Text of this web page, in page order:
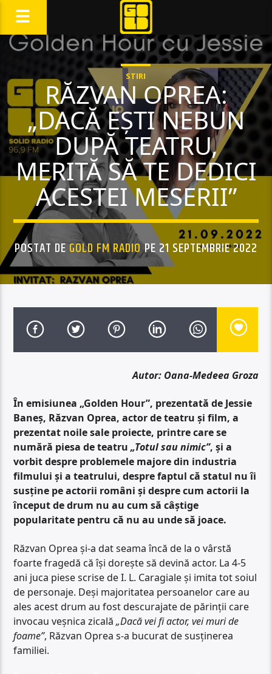
STIRI
RĂZVAN OPREA:
„DACĂ EȘTI NEBUN
DUPĂ TEATRU,
MERITĂ SĂ TE DEDICI
ACESTEI MESERII”
POSTAT DE GOLD FM RADIOPE 21 SEPTEMBRIE 2022
Autor: Oana-Medeea Groza
În emisiunea „Golden Hour”, prezentată de Jessie
Baneș, Răzvan Oprea, actor de teatru și film, a
prezentat noile sale proiecte, printre care se
numără piesa de teatru„Totul sau nimic”, și a
vorbit despre problemele majore din industria
filmului și a teatrului, despre faptul că statul nu îi
susține pe actorii români și despre cum actorii la
început de drum nu au cum să câștige
popularitate pentru că nu au unde să joace.
Răzvan Oprea și-a dat seama încă de la o vârstă
foarte fragedă că își dorește să devină actor. La 4-5
ani juca piese scrise de I. L. Caragiale și imita tot soiul
de personaje. Deși majoritatea persoanelor care au
ales acest drum au fost descurajate de părinții care
invocau veșnica zicală„Dacă vei fi actor, vei muri de
foame”, Răzvan Oprea s-a bucurat de susținerea
familiei.